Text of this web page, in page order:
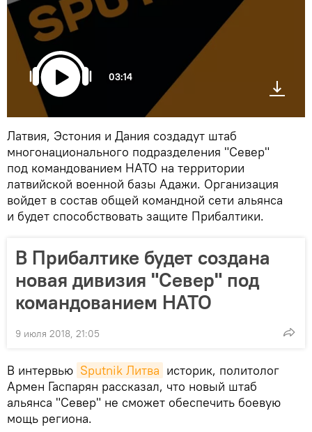
03:14
Латвия, Эстония и Дания создадут штаб
многонационального подразделения "Север"
под командованием НАТО на территории
латвийской военной базы Адажи. Организация
войдет в состав общей командной сети альянса
и будет способствовать защите Прибалтики.
В Прибалтике будет создана
новая дивизия "Север" под
командованием НАТО
9 июля 2018, 21:05
В интервью Sputnik Литва историк, политолог
Армен Гаспарян рассказал, что новый штаб
альянса "Север" не сможет обеспечить боевую
мощь региона.